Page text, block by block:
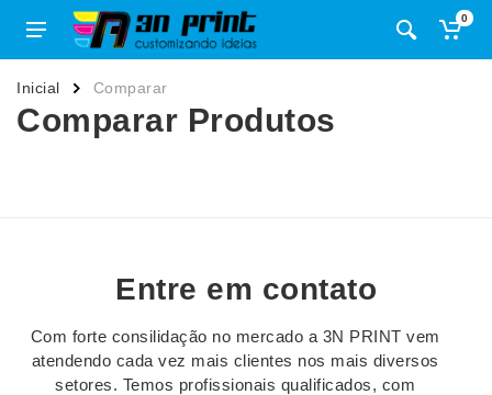
0
Inicial Comparar
Comparar Produtos
Entre em contato
Com forte consilidação no mercado a 3N PRINT vem
atendendo cada vez mais clientes nos mais diversos
setores. Temos profissionais qualificados, com